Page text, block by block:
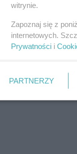
witrynie.
Zapoznaj się z
internetowych.
Prywatności i
PARTNERZY